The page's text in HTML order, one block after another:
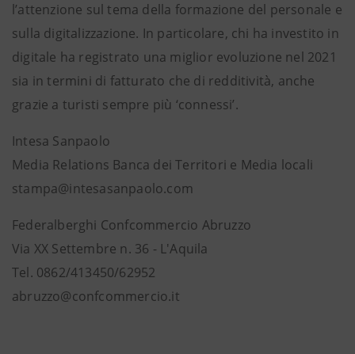
l’attenzione sul tema della formazione del personale e
sulla digitalizzazione. In particolare, chi ha investito in
digitale ha registrato una miglior evoluzione nel 2021
sia in termini di fatturato che di redditività, anche
grazie a turisti sempre più ‘connessi’.
Intesa Sanpaolo
Media Relations Banca dei Territori e Media locali
stampa@intesasanpaolo.com
Federalberghi Confcommercio Abruzzo
Via XX Settembre n. 36 - L'Aquila
Tel. 0862/413450/62952
abruzzo@confcommercio.it